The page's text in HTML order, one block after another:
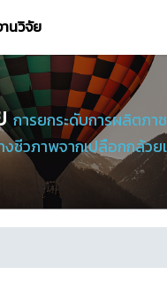
นวิจัย
การยกระดับการผลิตภา
ชีวภาพจากเปลือกกล้วย